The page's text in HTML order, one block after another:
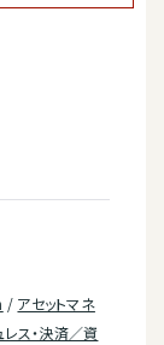
/ アセットマネ
レス・決済／資